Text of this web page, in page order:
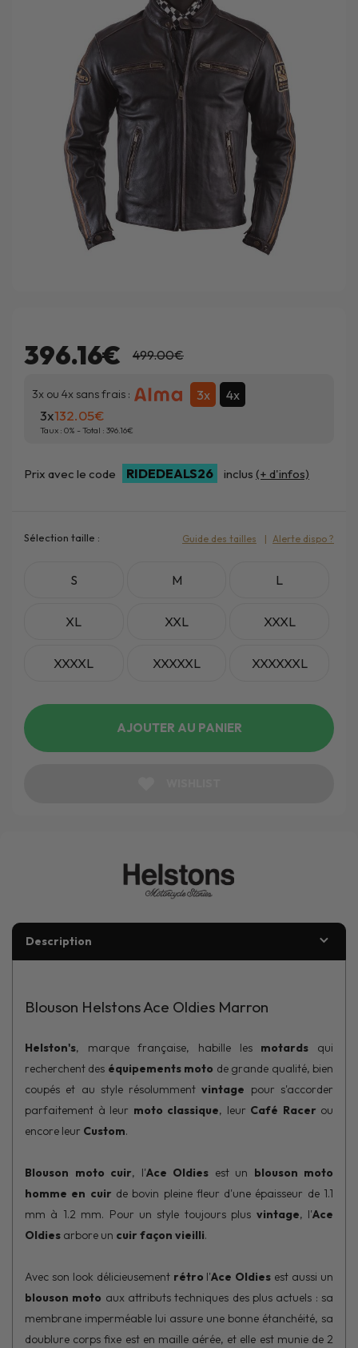
396.16€ 499.00€
3x ou 4x sans frais : 3x 4x
3x132.05
Taux : 0% - Total : 396.16
Prix avec le code RIDEDEALS26 inclus (+ d'infos)
Sélection taille :
S M L
XL XXL XXXL
XXXXL XXXXXL XXXXXXL
Guide des tailles Alerte dispo ?
AJOUTER AU PANIER
Description
Blouson Helstons Ace Oldies Marron
Helston's, marque française, habille lesmotards qui
recherchent des équipements moto de grande qualité, bien
coupés et au style résolummentvintage pour s'accorder
parfaitement à leur moto classique, leur Café Racer ou
encore leur Custom.
Blouson moto cuir, l'Ace Oldies est un blouson moto
homme en cuir de bovin pleine fleur d'une épaisseur de 1.1
mm à 1.2 mm. Pour un style toujours plus vintage, l'Ace
Oldies arbore un cuir façon vieilli.
Avec son look délicieusement rétro l'Ace Oldies est aussi un
blouson moto aux attributs techniques des plus actuels : sa
membrane imperméable lui assure une bonne étanchéité, sa
doublure corps fixe est en maille aérée, et elle est munie de 2